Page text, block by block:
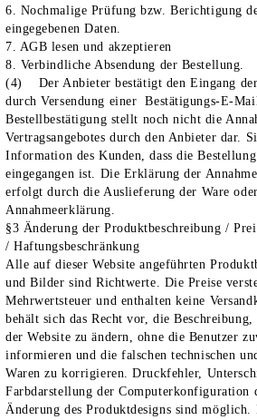
6. Nochmalige Prüfung bzw. Berichtigung
eingegebenen Daten.
7. AGB lesen und akzeptieren
8. Verbindliche Absendung der Bestellung.
(4) Der Anbieter bestätigt den Eingang der
durch Versendung einer Bestätigungs-E-
Bestellbestätigung stellt noch nicht die
Vertragsangebotes durch den Anbieter dar.
Information des Kunden, dass die
eingegangen ist. Die Erklärung der Annahme
erfolgt durch die Auslieferung der Ware
Annahmeerklärung.
§3 Änderung der Produktbeschreibung /
/Haftungsbeschränkung
Alle auf dieser Website angeführten
und Bilder sind Richtwerte. Die Preise
Mehrwertsteuer und enthalten keine
behält sich das Recht vor, die
der Website zu ändern, ohne die Benutzer
informieren und die falschen technischen
Waren zu korrigieren. Druckfehler,
Farbdarstellung der Computerkonfiguration
Änderung des Produktdesigns sind